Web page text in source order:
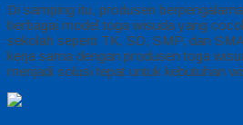
Di samping itu, produsen
berbagai model toga wisuda yang
sekolah seperti TK, SD, SMP, dan
kerja sama dengan produsen toga
menjadi solusi tepat untuk kebutuhan